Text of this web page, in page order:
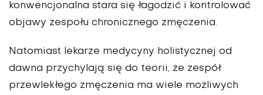
konwen­cjonalna stara się łagodzić i kontrolować
objawy zespołu chronicznego zmęczenia.
Natomiast lekarze medy­cyny holistycznej od
dawna przychylają się do teorii, że zespół
przewlekłego zmę­czenia ma wiele możliwych